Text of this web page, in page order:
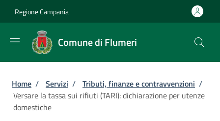
Regione Campania
Comune di Flumeri
Briciole di pane
Home / Servizi / Tributi, finanze e contravvenzioni /
Versare la tassa sui rifiuti (TARI): dichiarazione per utenze
domestiche